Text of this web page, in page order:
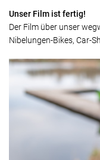
Unser Film ist fertig!
Der Film über unser
Nibelungen-Bikes, Car-